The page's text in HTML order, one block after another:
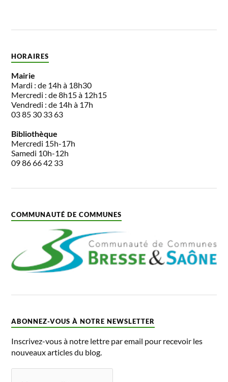
HORAIRES
Mairie
Mardi : de 14h à 18h30
Mercredi : de 8h15 à 12h15
Vendredi : de 14h à 17h
03 85 30 33 63
Bibliothèque
Mercredi 15h-17h
Samedi 10h-12h
09 86 66 42 33
COMMUNAUTÉ DE COMMUNES
ABONNEZ-VOUS À NOTRE NEWSLETTER
Inscrivez-vous à notre lettre par email pour recevoir les
nouveaux articles du blog.